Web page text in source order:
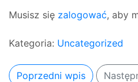
Musisz się zalogować, aby
Kategoria: Uncategorized
Poprzedni wpis